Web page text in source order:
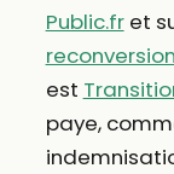
Public.fret
est
paye,